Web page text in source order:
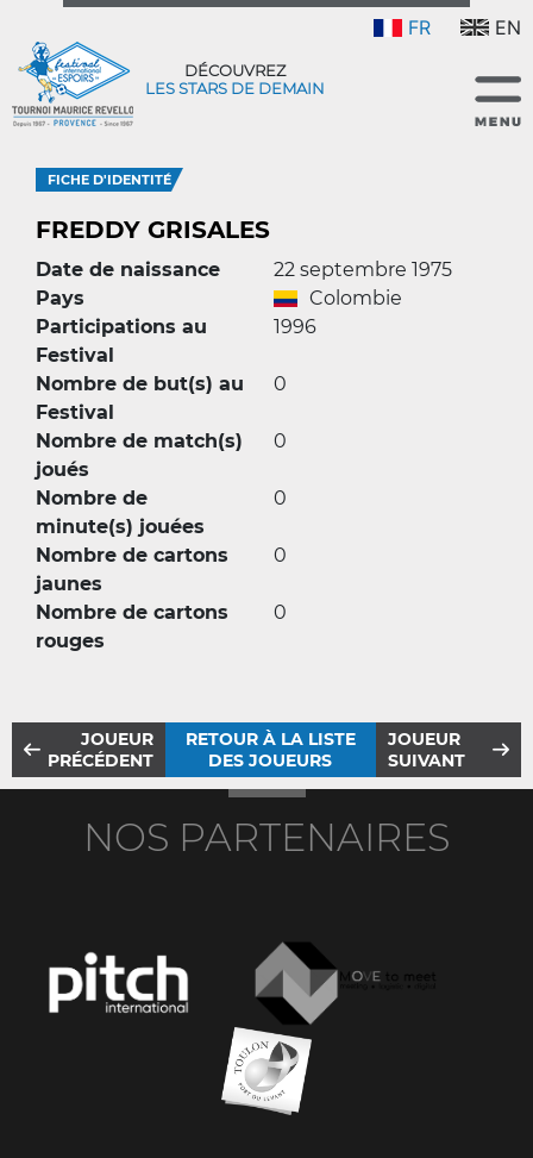
FR EN
DÉCOUVREZ
LES STARS DE DEMAIN
FICHE D'IDENTITÉ
FREDDY GRISALES
Date de naissance
22 septembre 1975
Pays
Colombie
Participations au
Festival
1996
Nombre de but(s) au
Festival
0
Nombre de match(s)
joués
0
Nombre de
minute(s) jouées
0
Nombre de cartons
jaunes
0
Nombre de cartons
rouges
0
JOUEUR
PRÉCÉDENT
RETOUR À LA LISTE
DES JOUEURS
JOUEUR
SUIVANT
NOS PARTENAIRES